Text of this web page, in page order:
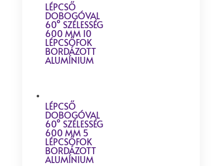
LÉPCSŐ
DOBOGÓVAL
60° SZÉLESSÉG
600 MM 10
LÉPCSŐFOK
BORDÁZOTT
ALUMÍNIUM
LÉPCSŐ
DOBOGÓVAL
60° SZÉLESSÉG
600 MM 5
LÉPCSŐFOK
BORDÁZOTT
ALUMÍNIUM